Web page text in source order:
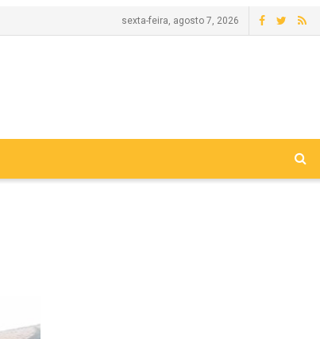
sexta-feira, agosto 7, 2026